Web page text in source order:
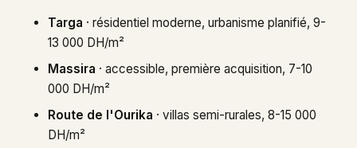
Targa · résidentiel moderne, urbanisme planifié, 9-
13 000 DH/m²
Massira · accessible, première acquisition, 7-10
000 DH/m²
Route de l'Ourika · villas semi-rurales, 8-15 000
DH/m²